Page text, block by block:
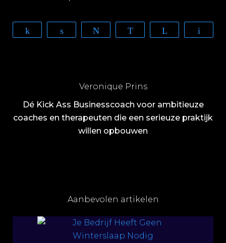
WhatsApp Telegram
Veronique Prins
Dé Kick Ass Businesscoach voor ambitieuze
coaches en therapeuten die een serieuze praktijk
willen opbouwen
Aanbevolen artikelen